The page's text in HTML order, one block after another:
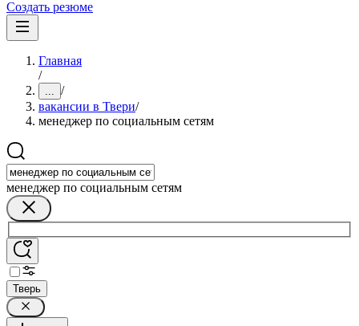
Создать резюме
Главная
/
... /
вакансии в Твери/
менеджер по социальным сетям
менеджер по социальным сетям
Тверь